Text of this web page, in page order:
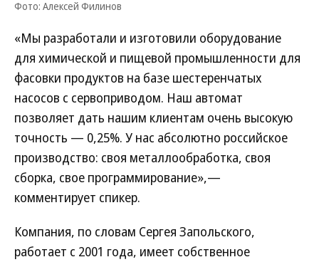
Фото: Алексей Филинов
«Мы разработали и изготовили оборудование
для химической и пищевой промышленности для
фасовки продуктов на базе шестеренчатых
насосов с сервоприводом. Наш автомат
позволяет дать нашим клиентам очень высокую
точность — 0,25%. У нас абсолютно российское
производство: своя металлообработка, своя
сборка, свое программирование»,—
комментирует спикер.
Компания, по словам Сергея Запольского,
работает с 2001 года, имеет собственное